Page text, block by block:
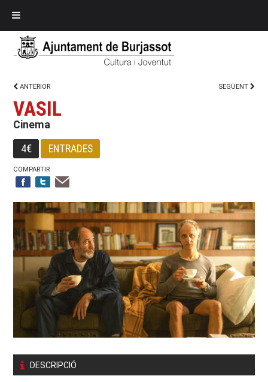
ANTERIOR SEGÜENT
VASIL
Cinema
4€ ENTRADES
COMPARTIR
DESCRIPCIÓ